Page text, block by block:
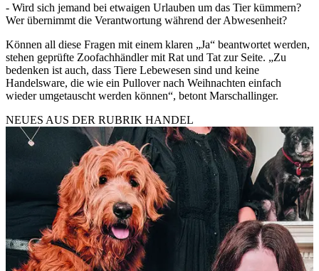
- Wird sich jemand bei etwaigen Urlauben um das Tier kümmern?
Wer übernimmt die Verantwortung während der Abwesenheit?
Können all diese Fragen mit einem klaren „Ja“ beantwortet werden,
stehen geprüfte Zoofachhändler mit Rat und Tat zur Seite. „Zu
bedenken ist auch, dass Tiere Lebewesen sind und keine
Handelsware, die wie ein Pullover nach Weihnachten einfach
wieder umgetauscht werden können“, betont Marschallinger.
NEUES AUS DER RUBRIK HANDEL